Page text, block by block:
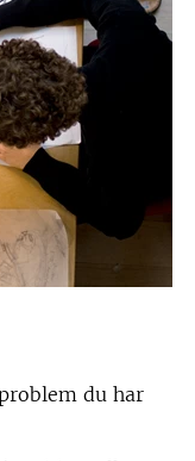
du har